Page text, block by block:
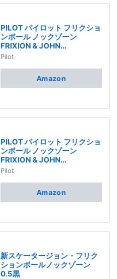
PILOT パイロット フリクショ
ンボール ノックゾーン
FRIXION & JOHN
SkaterJOHNコラボ 0.5mm
Pilot
Amazon
PILOT パイロット フリクショ
ンボール ノックゾーン
FRIXION & JOHN
SkaterJOHNコラボ 0.5mm
Pilot
Amazon
新スケータージョン・フリク
ションボールノックゾーン
0.5黒